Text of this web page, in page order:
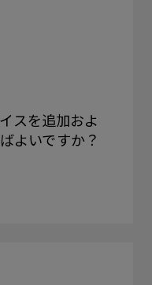
スを追加およ
よいですか？